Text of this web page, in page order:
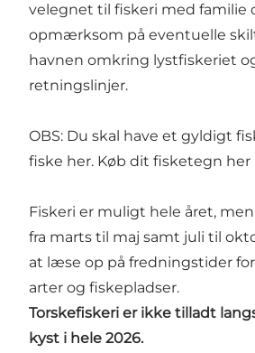
velegnet til fiskeri med familie
opmærksom på eventuelle
havnen omkring lystfiskeriet
retningslinjer.
OBS: Du skal have et gyldigt
fiske her. Køb dit fisketegn her
Fiskeri er muligt hele året,
fra marts til maj samt juli til
at læse op på fredningstider
arter og fiskepladser.
Torskefiskeri er ikke tilladt
kyst i hele 2026.